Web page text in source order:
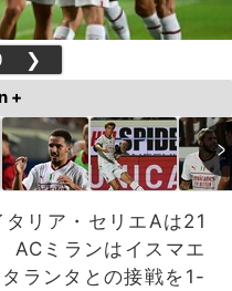
❯
+
リア・セリエAは21
ACミランはイスマエ
ランタとの接戦を1-